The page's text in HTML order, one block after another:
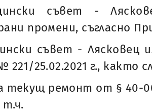
съвет -
промени, съгласно
съвет - Лясковец
25.02.2021 г., както
текущ ремонт от § 40-
т.ч.